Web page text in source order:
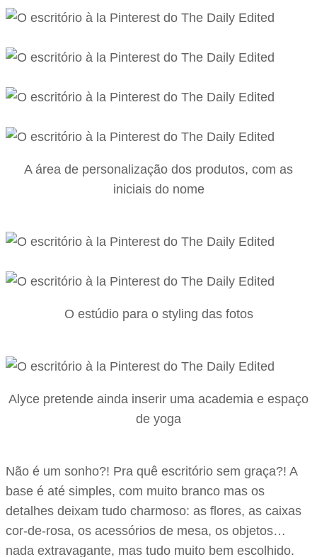
A área de personalização dos produtos, com as
iniciais do nome
O estúdio para o styling das fotos
Alyce pretende ainda inserir uma academia e espaço
de yoga
Não é um sonho?! Pra quê escritório sem graça?! A
base é até simples, com muito branco mas os
detalhes deixam tudo charmoso: as flores, as caixas
cor-de-rosa, os acessórios de mesa, os objetos…
nada extravagante, mas tudo muito bem escolhido.